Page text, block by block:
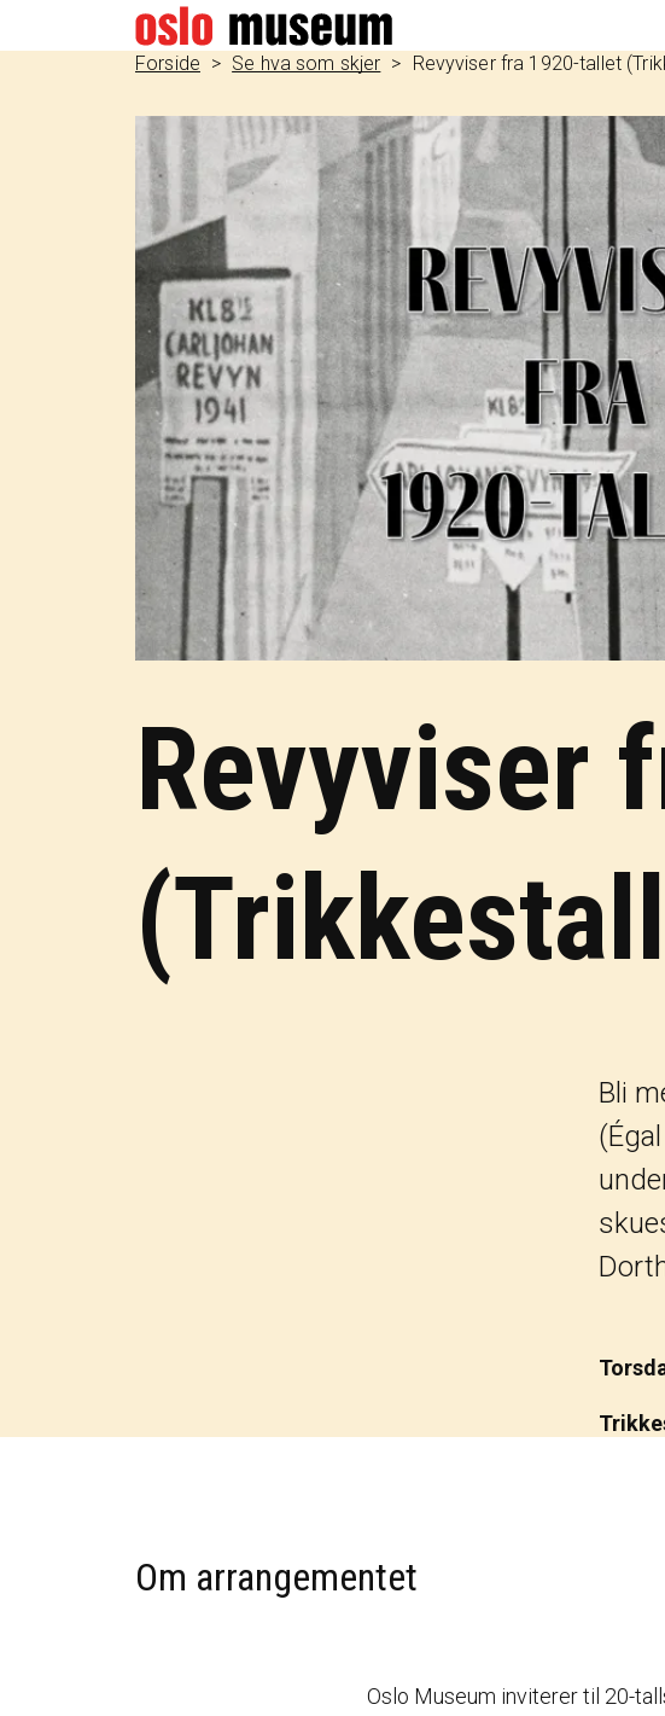
Forside
Se hva som skjer Revyviser fra 1920-tallet
Revyviser
Bli
Om arrangementet
Oslo Museum inviterer til 20-